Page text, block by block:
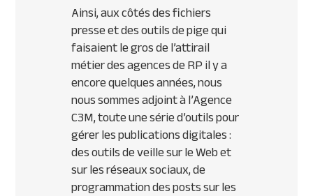
Ainsi, aux côtés des fichiers
presse et des outils de pige qui
faisaient le gros de l’attirail
métier des agences de RP il y a
encore quelques années, nous
nous sommes adjoint à l’Agence
C3M, toute une série d’outils pour
gérer les publications digitales :
des outils de veille sur le Web et
sur les réseaux sociaux, de
programmation des posts sur les